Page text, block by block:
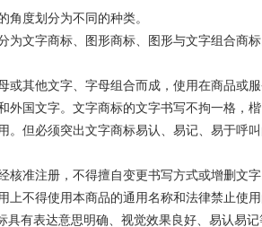
角度划分为不同的种类。
为文字商标、图形商标、图形与文字组合商标
或其他文字、字母组合而成，使用在商品或
外国文字。文字商标的文字书写不拘一格，
。但必须突出文字商标易认、易记、易于呼
核准注册，不得擅自变更书写方式或增删文
上不得使用本商品的通用名称和法律禁止使
具有表达意思明确、视觉效果良好、易认易